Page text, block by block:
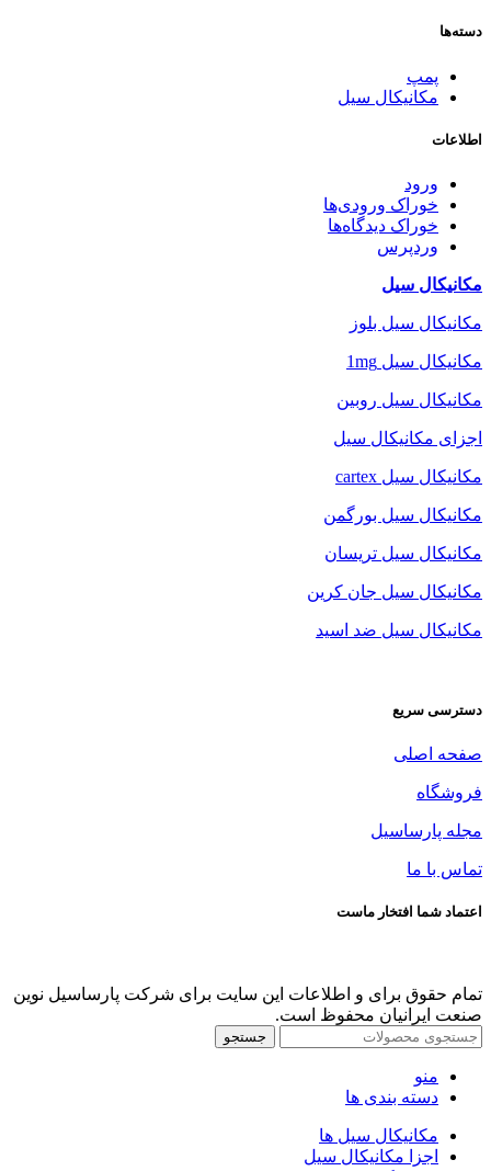
دسته‌ها
پمپ
مکانیکال سیل
اطلاعات
ورود
خوراک ورودی‌ها
خوراک دیدگاه‌ها
وردپرس
مکانیکال سیل
مکانیکال سیل بلوز
مکانیکال سیل 1mg
مکانیکال سیل روبین
اجزای مکانیکال سیل
مکانیکال سیل cartex
مکانیکال سیل بورگمن
مکانیکال سیل تریسان
مکانیکال سیل جان کرین
مکانیکال سیل ضد اسید
دسترسی سریع
صفحه اصلی
فروشگاه
مجله پارساسیل
تماس با ما
اعتماد شما افتخار ماست
تمام حقوق برای و اطلاعات این سایت برای شرکت پارساسیل نوین
صنعت ایرانیان محفوظ است.
جستجو
منو
دسته بندی ها
مکانیکال سیل ها
اجزا مکانیکال سیل